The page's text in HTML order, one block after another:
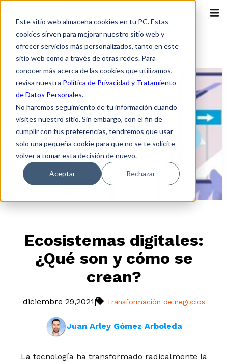
Este sitio web almacena cookies en tu PC. Estas
cookies sirven para mejorar nuestro sitio web y
ofrecer servicios más personalizados, tanto en este
sitio web como a través de otras redes. Para
conocer más acerca de las cookies que utilizamos,
revisa nuestra Política de Privacidad y Tratamiento
de Datos Personales.
No haremos seguimiento de tu información cuando
visites nuestro sitio. Sin embargo, con el fin de
cumplir con tus preferencias, tendremos que usar
solo una pequeña cookie para que no se te solicite
volver a tomar esta decisión de nuevo.
Aceptar Rechazar
Ecosistemas digitales:
¿Qué son y cómo se
crean?
diciembre 29,2021| Transformación de negocios
Juan Arley Gómez Arboleda
La tecnología ha transformado radicalmente la